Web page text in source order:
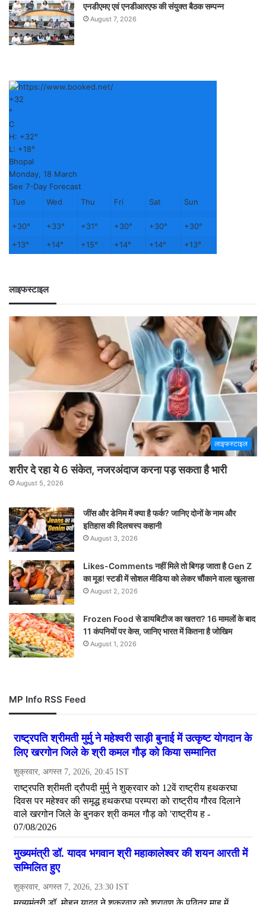
एनडीएमए एवं एनडीआरएफ की संयुक्त बैठक सम्पन्न
August 7, 2026
+32
°
C
H: +32°
L: +18°
Bhopal
Monday, 18 March
See 7-Day Forecast
Tue
Wed Thu Fri Sat Sun
+30° +33° +31° +30° +30° +30°
+13° +14° +15° +14° +14° +13°
लाइफस्टाइल
लाइफस्टाइल
शरीर दे रहा ये 6 संकेत, नजरअंदाज करना पड़ सकता है भारी
August 5, 2026
जींस और डेनिम में क्या है फर्क? जानिए दोनों के नाम और
इतिहास की दिलचस्प कहानी
August 3, 2026
Likes-Comments नहीं मिले तो बिगड़ जाता है Gen Z
का मूड! स्टडी में सोशल मीडिया को लेकर चौंकाने वाला खुलासा
August 2, 2026
Frozen Food से डायबिटीज का खतरा? 16 मामलों के बाद
11 कंपनियों पर केस, जानिए भारत में कितना है जोखिम
August 1, 2026
MP Info RSS Feed